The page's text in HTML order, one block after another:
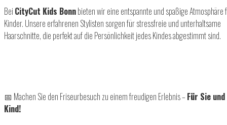
Bei CityCut Kids Bonnbieten wir eine entspannte und spaßige Atmosphäre
Kinder. Unsere erfahrenen Stylisten sorgen für stressfreie und unterhaltsame
Haarschnitte, die perfekt auf die Persönlichkeit jedes Kindes abgestimmt sind.
📅 Machen Sie den Friseurbesuch zu einem freudigen Erlebnis – Für Sie
Kind!